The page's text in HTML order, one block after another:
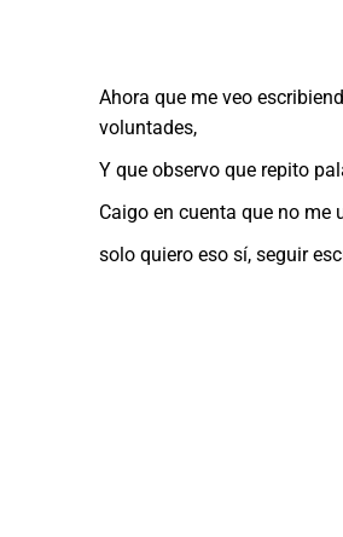
Ahora que me veo
voluntades,
Y que observo que repito
Caigo en cuenta que no me
solo quiero eso sí, seguir